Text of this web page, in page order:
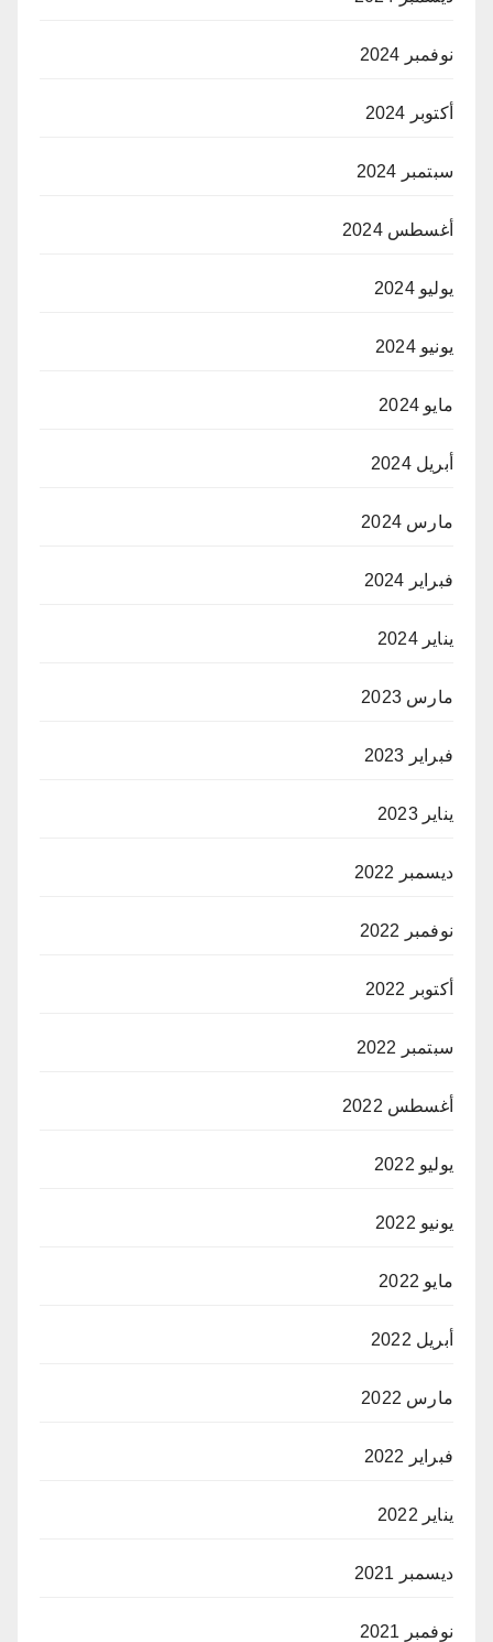
نوفمبر 2024
أكتوبر 2024
سبتمبر 2024
أغسطس 2024
يوليو 2024
يونيو 2024
مايو 2024
أبريل 2024
مارس 2024
فبراير 2024
يناير 2024
مارس 2023
فبراير 2023
يناير 2023
ديسمبر 2022
نوفمبر 2022
أكتوبر 2022
سبتمبر 2022
أغسطس 2022
يوليو 2022
يونيو 2022
مايو 2022
أبريل 2022
مارس 2022
فبراير 2022
يناير 2022
ديسمبر 2021
نوفمبر 2021